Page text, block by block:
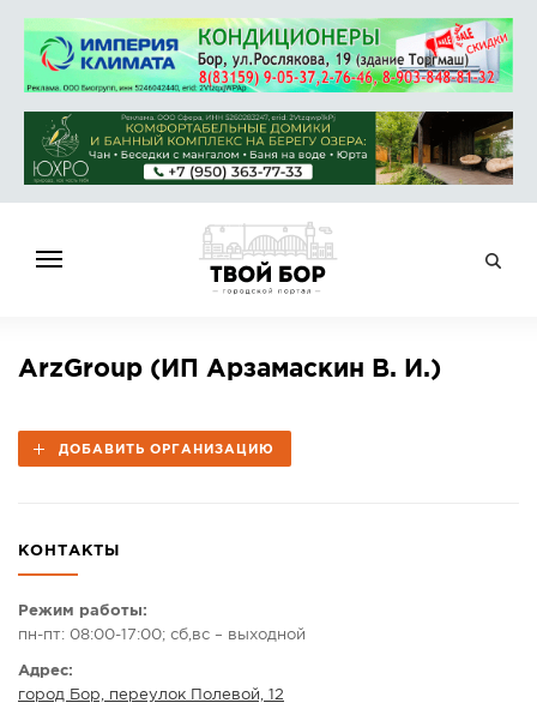
НОВОСТИ
ОБЪЯВЛЕНИЯ
КАМЕРЫ
КОНКУРСЫ
ArzGroup (ИП Арзамаскин В. И.)
ДОБАВИТЬ ОРГАНИЗАЦИЮ
КОНТАКТЫ
Режим работы:
пн-пт: 08:00-17:00; сб,вс – выходной
Адрес:
город Бор, переулок Полевой, 12